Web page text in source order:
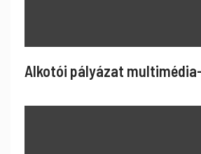
Alkotói pályázat